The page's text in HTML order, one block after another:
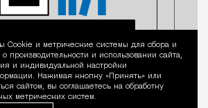
Уведомление
Сookie и метрические системы для сбора и
производительности и использовании сайта,
и индивидуальной настройки
Нажимая кнопку «Принять» или
сайтом, вы соглашаетесь на обработку
метрических систем.